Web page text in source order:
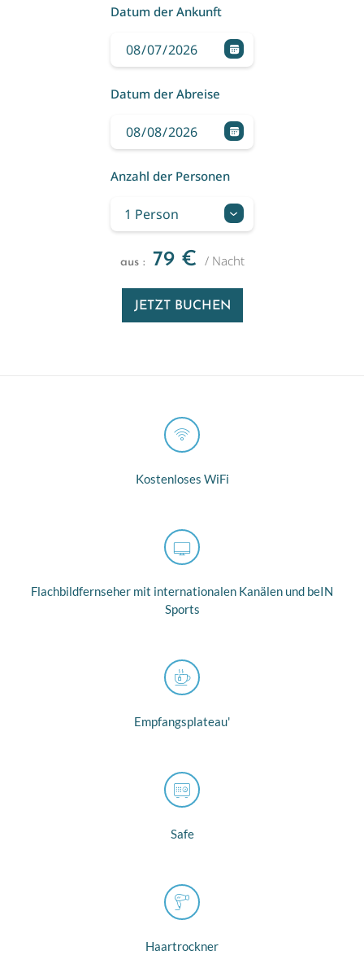
Datum der Ankunft
Datum der Abreise
Anzahl der Personen
aus : 79 € / Nacht
JETZT BUCHEN
Kostenloses WiFi
Flachbildfernseher mit internationalen Kanälen und beIN
Sports
Empfangsplateau'
Safe
Haartrockner